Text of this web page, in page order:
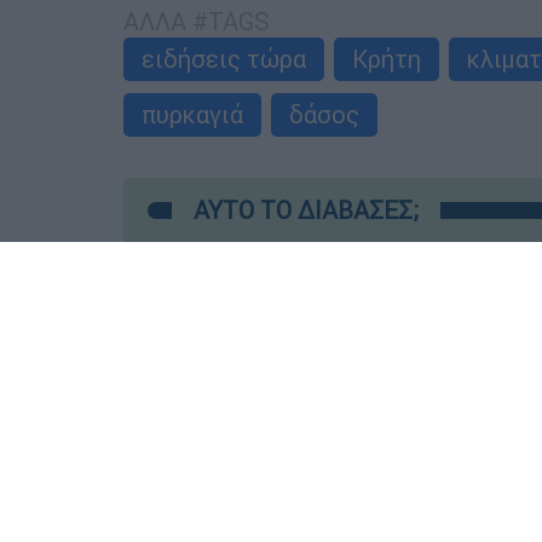
ειδήσεις τώρα
Κρήτη
πυρκαγιά
δάσος
ΑΥΤΟ ΤΟ ΔΙΑΒΑΣΕΣ;